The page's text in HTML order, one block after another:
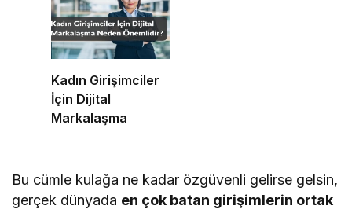
Oldu
Kadın Girişimciler
İçin Dijital
Markalaşma
Bu cümle kulağa ne kadar özgüvenli gelirse gelsin,
gerçek dünyada en çok batan girişimlerin ortak